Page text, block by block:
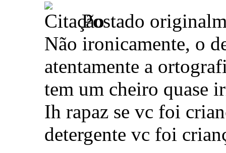
Postado
Não ironicamente, o
atentamente a
tem um cheiro quase
Ih rapaz se vc foi
detergente vc foi